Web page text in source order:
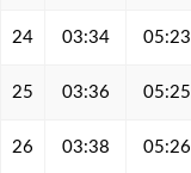
24 03:34 05:23
25 03:36 05:25
26 03:38 05:26